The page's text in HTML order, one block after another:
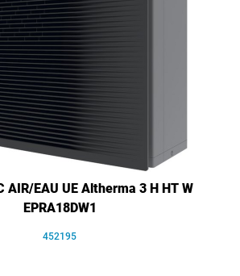
AIR/EAU UE Altherma 3 H HT W
EPRA18DW1
452195